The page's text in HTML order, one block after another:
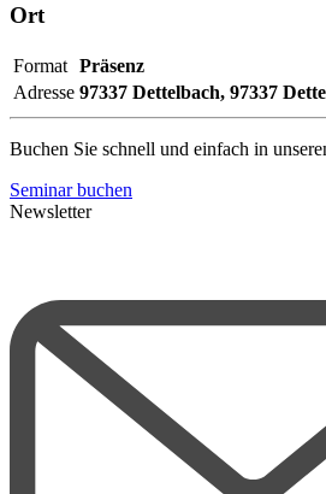
Ort
Format Präsenz
Adresse 97337 Dettelbach, 97337
Buchen Sie schnell und einfach in
Seminar buchen
Newsletter